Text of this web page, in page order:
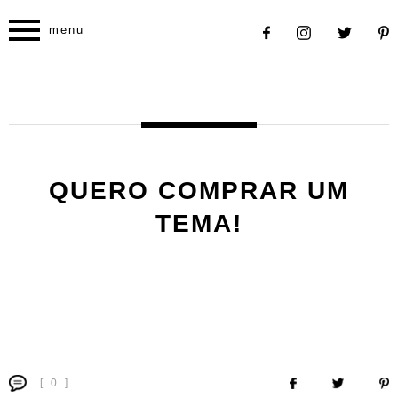
menu
QUERO COMPRAR UM
TEMA!
[ 0 ]